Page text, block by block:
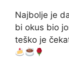
Najbolje je
bi okus bio
teško je